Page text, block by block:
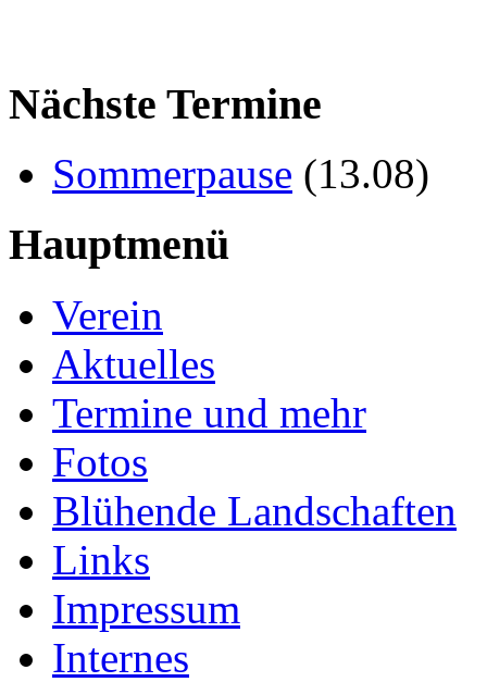
Nächste Termine
Sommerpause (13.08)
Hauptmenü
Verein
Aktuelles
Termine und mehr
Fotos
Blühende Landschaften
Links
Impressum
Internes